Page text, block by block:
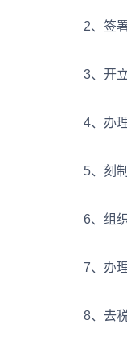
2、签署
3、开立
4、办理
5、刻制
6、组织
7、办理
8、去税